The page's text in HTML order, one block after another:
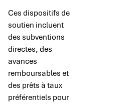
Ces dispositifs de
soutien incluent
des subventions
directes, des
avances
remboursables et
des prêts à taux
préférentiels pour